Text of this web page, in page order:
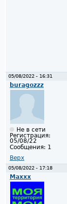
05/08/2022 - 16:31
buragozzz
Не в сети
Регистрация:
05/08/22
Сообщения: 1
Верх
05/08/2022 - 17:18
Maxxx